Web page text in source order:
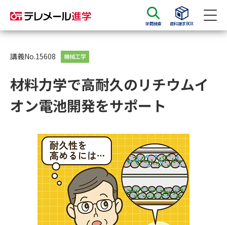
学問検索 資料請求BOX
資料請求
大学・短大の資料種類から請求
総合型選抜・学校推薦型選抜 募
集要項＆願書
大学入学共通テスト利用選抜の
募集要項＆願書
過去問題集
大学・短大以外の資料から請求
講義No.15608 機械工学
材料力学で高耐久のリチウムイ
オン電池開発をサポート